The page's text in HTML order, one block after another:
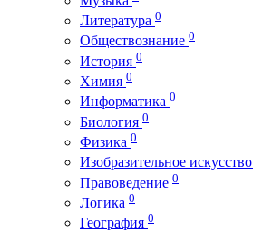
Литература 0
Обществознание 0
История 0
Химия 0
Информатика 0
Биология 0
Физика 0
Изобразительное искусство
Правоведение 0
Логика 0
География 0